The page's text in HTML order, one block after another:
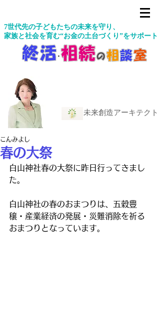
7世代先の子どもたちの未来を守り、
家族と社会を育む“お金の土台づくり”をサポート
未来創造アーキテクト
春の大祭
こんみよし
白山神社春の大祭に昨日行ってきまし
た。
白山神社の春のおまつりは、五穀豊
穣・産業経済の発展・災難消除を祈る
おまつりとなっています。